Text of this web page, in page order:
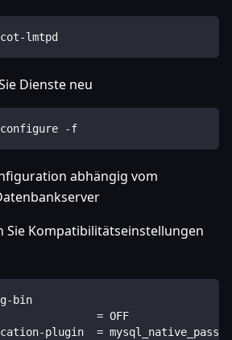
lmtpd
Dienste neu
configure -f
abhängig vom
Sie Kompatibilitätseinstellungen
bin
= OFF
plugin  =